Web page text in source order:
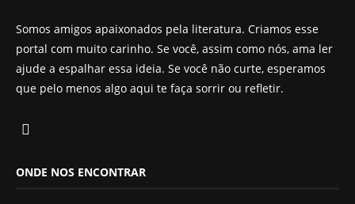
Somos amigos apaixonados pela literatura. Criamos esse
portal com muito carinho. Se você, assim como nós, ama ler
ajude a espalhar essa ideia. Se você não curte, esperamos
que pelo menos algo aqui te faça sorrir ou refletir.
ONDE NOS ENCONTRAR